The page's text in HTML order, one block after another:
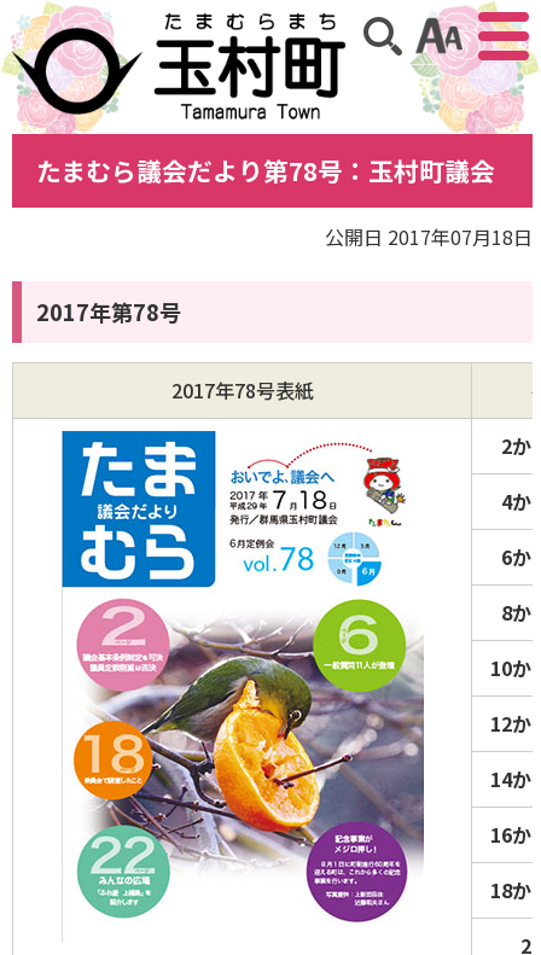
アクセ
サイト内検索
たまむら議会だより第78号：玉村町議会
公開日 2017年07月18日
2017年第78号
2017年78号表紙
2か
4か
6か
8か
10か
12か
14か
16か
18か